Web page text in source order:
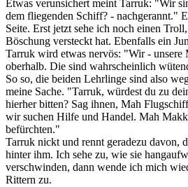
Etwas verunsichert meint Tarruk: "Wir
dem fliegenden Schiff? - nachgerannt."
Seite. Erst jetzt sehe ich noch einen
Böschung versteckt hat. Ebenfalls ein
Tarruk wird etwas nervös: "Wir - unsere
oberhalb. Die sind wahrscheinlich
So so, die beiden Lehrlinge sind also
meine Sache. "Tarruk, würdest du zu
hierher bitten? Sag ihnen, Mah
wir suchen Hilfe und Handel. Mah
befürchten."
Tarruk nickt und rennt geradezu davon,
hinter ihm. Ich sehe zu, wie sie
verschwinden, dann wende ich mich
Rittern zu.